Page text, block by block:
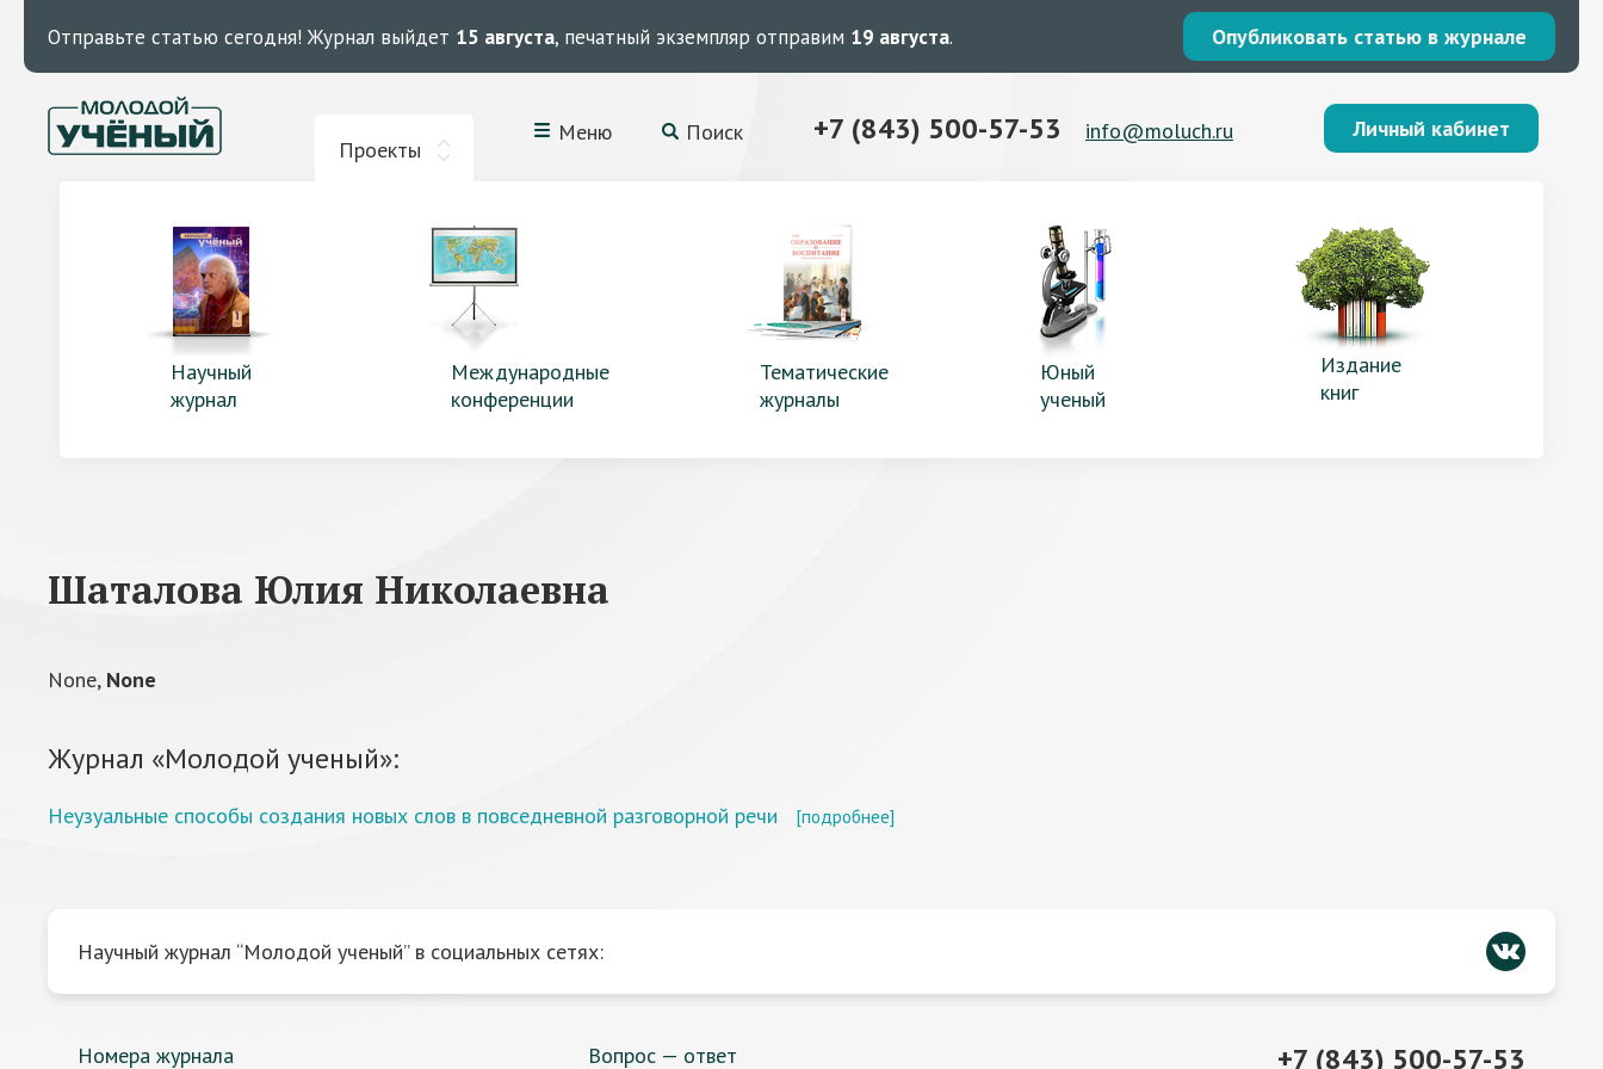
Отправьте статью сегодня! Журнал выйдет 15 августа, печатный экземпляр отправим 19 августа. Опубликовать статью в журнале
Проекты
Меню Поиск +7 (843) 500-57-53 info@moluch.ru Личный кабинет
Научный
журнал
Международные
конференции
Тематические
журналы
Юный
ученый
Издание
книг
Шаталова Юлия Николаевна
None, None
Журнал «Молодой ученый»:
Неузуальные способы создания новых слов в повседневной разговорной речи [подробнее]
Научный журнал “Молодой ученый” в социальных сетях:
Номера журнала Вопрос — ответ +7 (843) 500-57-53